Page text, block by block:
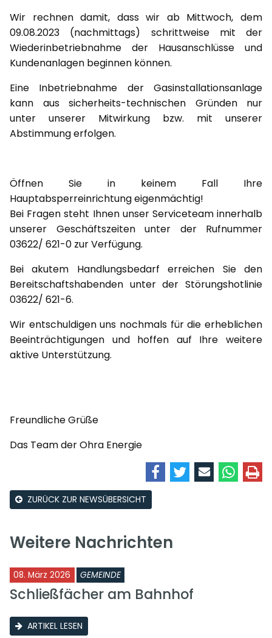
Wir rechnen damit, dass wir ab Mittwoch, dem
09.08.2023 (nachmittags) schrittweise mit der
Wiederinbetriebnahme der Hausanschlüsse und
Kundenanlagen beginnen können.
Eine Inbetriebnahme der Gasinstallationsanlage
kann aus sicherheits-technischen Gründen nur
unter unserer Mitwirkung bzw. mit unserer
Abstimmung erfolgen.
Öffnen Sie in keinem Fall Ihre
Hauptabsperreinrichtung eigenmächtig!
Bei Fragen steht Ihnen unser Serviceteam innerhalb
unserer Geschäftszeiten unter der Rufnummer
03622/ 621-0 zur Verfügung.
Bei akutem Handlungsbedarf erreichen Sie den
Bereitschaftshabenden unter der Störungshotlinie
03622/ 621-6.
Wir entschuldigen uns nochmals für die erheblichen
Beeinträchtigungen und hoffen auf Ihre weitere
aktive Unterstützung.
Freundliche Grüße
Das Team der Ohra Energie
ZURÜCK ZUR NEWSÜBERSICHT
Weitere Nachrichten
08. März 2026 GEMEINDE
Schließfächer am Bahnhof
ARTIKEL LESEN